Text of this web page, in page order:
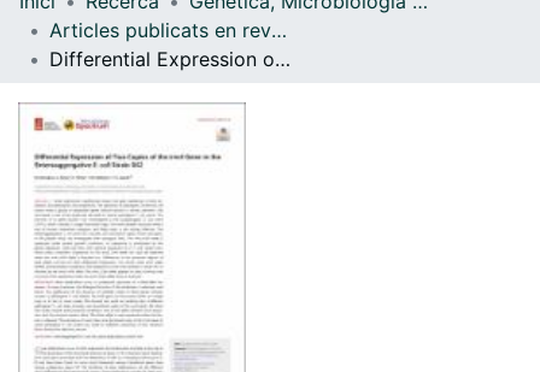
Articles publicats en revistes (Genètica, Microbiologia i Estadística)
Differential Expression of Two Copies of the irmA Gene in the Enteroaggregative E. coli Strain 042